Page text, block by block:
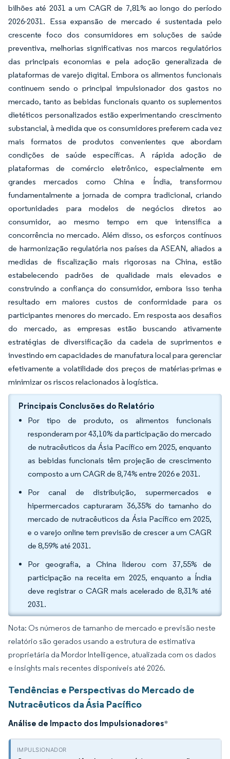
bilhões até 2031 a um CAGR de 7,81% ao longo do período
2026-2031. Essa expansão de mercado é sustentada pelo
crescente foco dos consumidores em soluções de saúde
preventiva, melhorias significativas nos marcos regulatórios
das principais economias e pela adoção generalizada de
plataformas de varejo digital. Embora os alimentos funcionais
continuem sendo o principal impulsionador dos gastos no
mercado, tanto as bebidas funcionais quanto os suplementos
dietéticos personalizados estão experimentando crescimento
substancial, à medida que os consumidores preferem cada vez
mais formatos de produtos convenientes que abordam
condições de saúde específicas. A rápida adoção de
plataformas de comércio eletrônico, especialmente em
grandes mercados como China e Índia, transformou
fundamentalmente a jornada de compra tradicional, criando
oportunidades para modelos de negócios diretos ao
consumidor, ao mesmo tempo em que intensifica a
concorrência no mercado. Além disso, os esforços contínuos
de harmonização regulatória nos países da ASEAN, aliados a
medidas de fiscalização mais rigorosas na China, estão
estabelecendo padrões de qualidade mais elevados e
construindo a confiança do consumidor, embora isso tenha
resultado em maiores custos de conformidade para os
participantes menores do mercado. Em resposta aos desafios
do mercado, as empresas estão buscando ativamente
estratégias de diversificação da cadeia de suprimentos e
investindo em capacidades de manufatura local para gerenciar
efetivamente a volatilidade dos preços de matérias-primas e
minimizar os riscos relacionados à logística.
Principais Conclusões do Relatório
Por tipo de produto, os alimentos funcionais
responderam por 43,10% da participação do mercado
de nutracêuticos da Ásia Pacífico em 2025, enquanto
as bebidas funcionais têm projeção de crescimento
composto a um CAGR de 8,74% entre 2026 e 2031.
Por canal de distribuição, supermercados e
hipermercados capturaram 36,35% do tamanho do
mercado de nutracêuticos da Ásia Pacífico em 2025,
e o varejo online tem previsão de crescer a um CAGR
de 8,59% até 2031.
Por geografia, a China liderou com 37,55% de
participação na receita em 2025, enquanto a Índia
deve registrar o CAGR mais acelerado de 8,31% até
2031.
Nota: Os números de tamanho de mercado e previsão neste
relatório são gerados usando a estrutura de estimativa
proprietária da Mordor Intelligence, atualizada com os dados
e insights mais recentes disponíveis até 2026.
Tendências e Perspectivas do Mercado de
Nutracêuticos da Ásia Pacífico
Análise de Impacto dos Impulsionadores*